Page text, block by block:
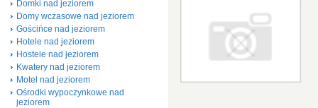
Domki nad jeziorem
Domy wczasowe nad jeziorem
Gościńce nad jeziorem
Hotele nad jeziorem
Hostele nad jeziorem
Kwatery nad jeziorem
Motel nad jeziorem
Ośrodki wypoczynkowe nad
jeziorem